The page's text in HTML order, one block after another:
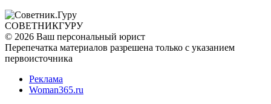
СОВЕТНИКГУРУ
© 2026 Ваш персональный юрист
Перепечатка материалов разрешена только с указанием
первоисточника
Реклама
Woman365.ru